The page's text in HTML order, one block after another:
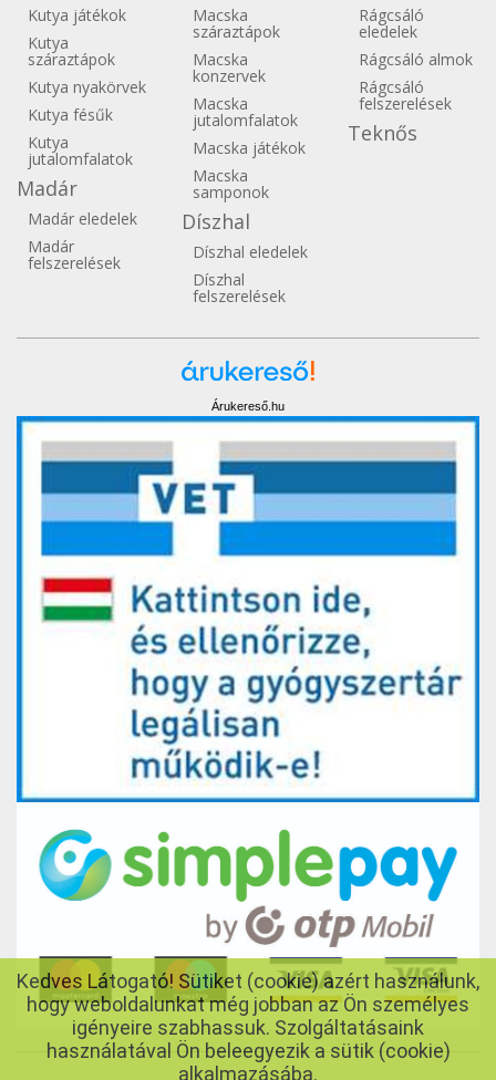
Kutya játékok
Kutya
száraztápok
Kutya nyakörvek
Kutya fésűk
Kutya
jutalomfalatok
Madár
Madár eledelek
Madár
felszerelések
Macska
száraztápok
Macska
konzervek
Macska
jutalomfalatok
Macska játékok
Macska
samponok
Díszhal
Díszhal eledelek
Díszhal
felszerelések
Rágcsáló
eledelek
Rágcsáló almok
Rágcsáló
felszerelések
Teknős
Árukereső.hu
Kedves Látogató! Sütiket (cookie) azért használunk,
hogy weboldalunkat még jobban az Ön személyes
igényeire szabhassuk. Szolgáltatásaink
használatával Ön beleegyezik a sütik (cookie)
alkalmazásába.